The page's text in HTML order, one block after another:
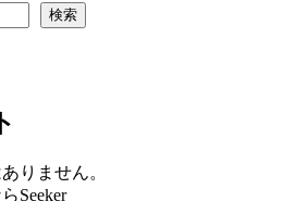
検索
りません。